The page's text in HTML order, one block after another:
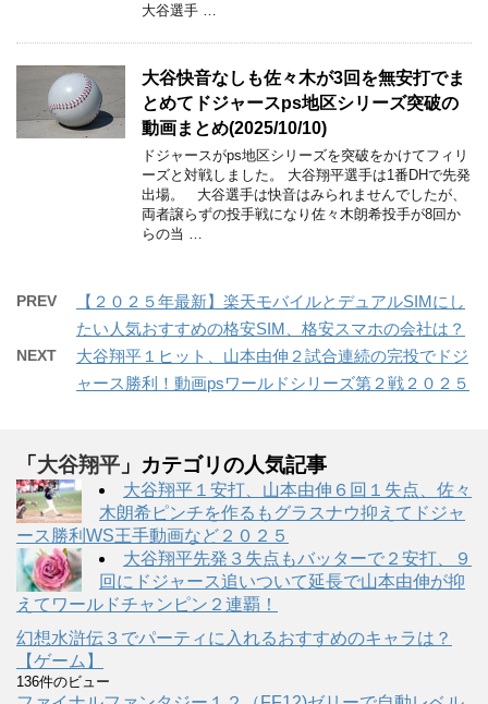
大谷選手 …
大谷快音なしも佐々木が3回を無安打でま
とめてドジャースps地区シリーズ突破の
動画まとめ(2025/10/10)
ドジャースがps地区シリーズを突破をかけてフィリ
ーズと対戦しました。 大谷翔平選手は1番DHで先発
出場。 大谷選手は快音はみられませんでしたが、
両者譲らずの投手戦になり佐々木朗希投手が8回か
らの当 …
PREV
【２０２５年最新】楽天モバイルとデュアルSIMにし
たい人気おすすめの格安SIM、格安スマホの会社は？
NEXT
大谷翔平１ヒット、山本由伸２試合連続の完投でドジ
ャース勝利！動画psワールドシリーズ第２戦２０２５
「 大谷翔平 」カテゴリの人気記事
大谷翔平１安打、山本由伸６回１失点、佐々
木朗希ピンチを作るもグラスナウ抑えてドジャ
ース勝利WS王手動画など２０２５
大谷翔平先発３失点もバッターで２安打、９
回にドジャース追いついて延長で山本由伸が抑
えてワールドチャンピン２連覇！
幻想水滸伝３でパーティに入れるおすすめのキャラは？
【ゲーム】
136件のビュー